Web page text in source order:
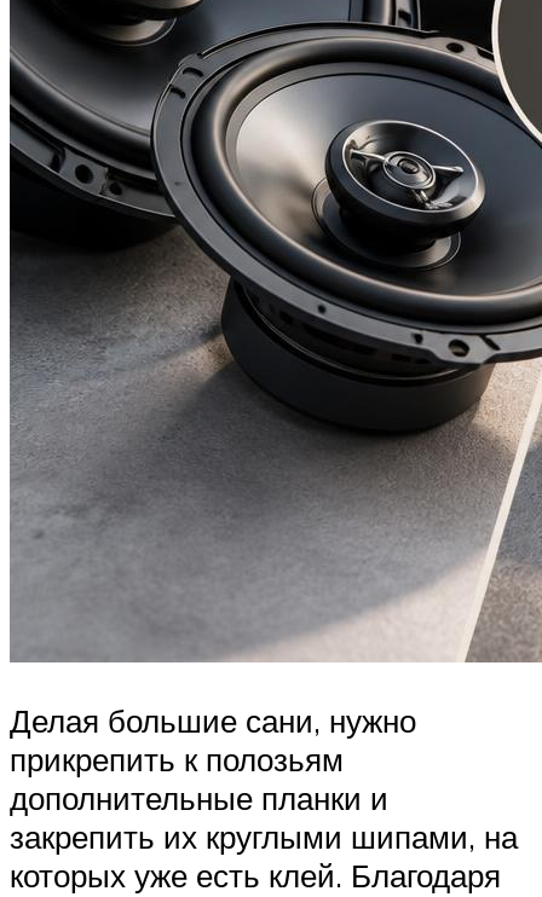
Делая большие сани, нужно
прикрепить к полозьям
дополнительные планки и
закрепить их круглыми шипами, на
которых уже есть клей. Благодаря